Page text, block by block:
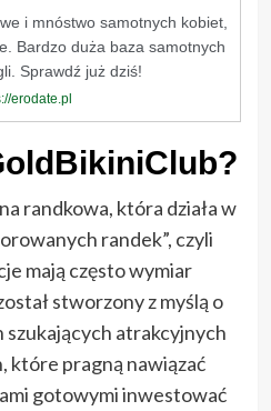
i mnóstwo samotnych kobiet,
Bardzo duża baza samotnych
Sprawdź już dziś!
erodate.pl
randkowa, która działa w
randek”, czyli
mają często wymiar
stworzony z myślą o
szukających atrakcyjnych
które pragną nawiązać
gotowymi inwestować